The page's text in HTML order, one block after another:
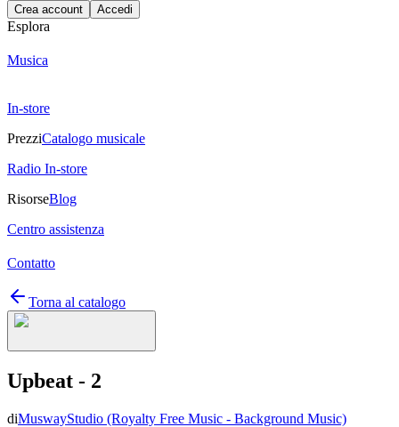
Crea account Accedi
Esplora
Musica
In-store
PrezziCatalogo musicale
Radio In-store
RisorseBlog
Centro assistenza
Contatto
Torna al catalogo
Upbeat - 2
diMuswayStudio (Royalty Free Music - Background Music)